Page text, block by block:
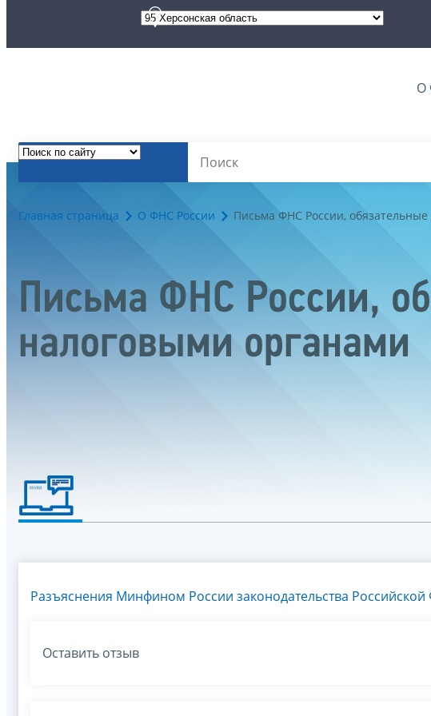
О
Главная страница О ФНС России Письма ФНС России,
Письма ФНС России,
налоговыми органами
Разъяснения Минфином России законодательства
Оставить отзыв